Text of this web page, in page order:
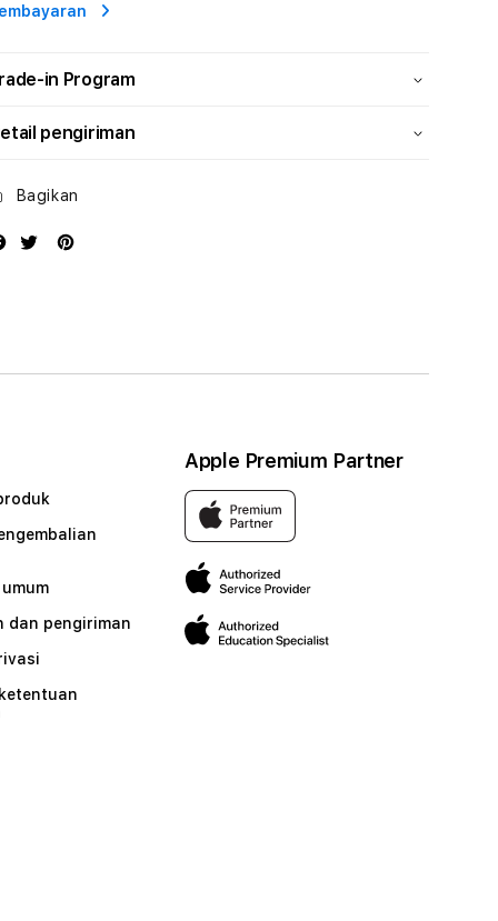
in Program
pengiriman
Bagikan
dan pengiriman
Apple Premium Partner